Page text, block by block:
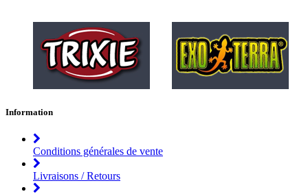
Information
Conditions générales de vente
Livraisons / Retours